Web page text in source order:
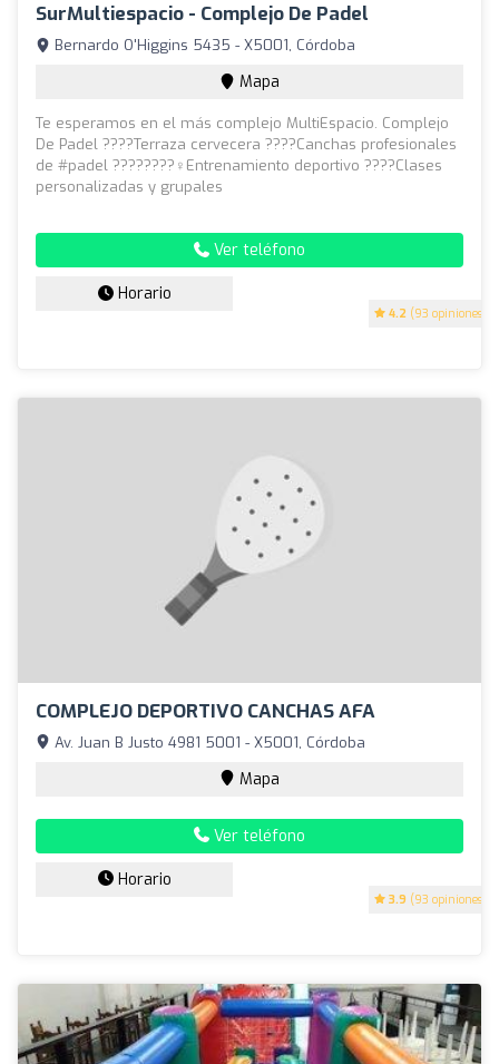
SurMultiespacio - Complejo De Padel
4.2 (93 opiniones)
Bernardo O'Higgins 5435 - X5001, Córdoba
Mapa
Te esperamos en el más complejo MultiEspacio. Complejo
De Padel ????Terraza cervecera ????Canchas profesionales
de #padel ????????‍♀️Entrenamiento deportivo ????Clases
personalizadas y grupales
Ver teléfono
Horario
COMPLEJO DEPORTIVO CANCHAS AFA
3.9 (93 opiniones)
Av. Juan B Justo 4981 5001 - X5001, Córdoba
Mapa
Ver teléfono
Horario